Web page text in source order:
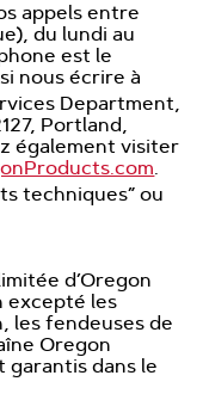
appels entre
du lundi au
est le
nous écrire à
Department,
Portland,
également visiter
.
techniques” ou
d’Oregon
excepté les
les fendeuses de
Oregon
garantis dans le